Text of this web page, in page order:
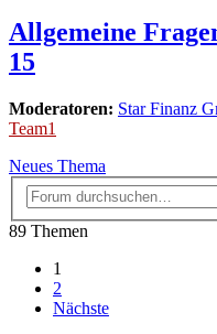
Allgemeine
15
Moderatoren: Star Finanz
Team1
Neues Thema
89 Themen
1
2
Nächste